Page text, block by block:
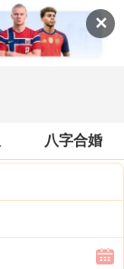
✕
八字合婚